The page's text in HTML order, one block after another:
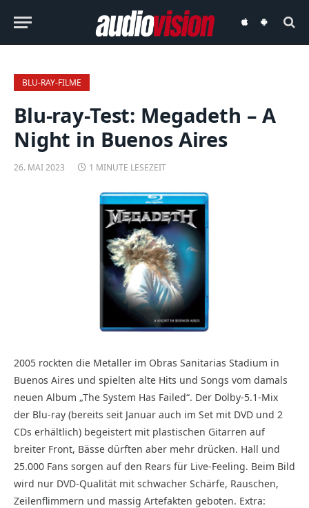
audiovisionaudiovision
BLU-RAY-FILME
Blu-ray-Test: Megadeth – A
Night in Buenos Aires
26. MAI 2023 1 MINUTE LESEZEIT
2005 rockten die Metaller im Obras Sanitarias Stadium in
Buenos Aires und spielten alte Hits und Songs vom damals
neuen Album „The System Has Failed“. Der Dolby-5.1-Mix
der Blu-ray (bereits seit Januar auch im Set mit DVD und 2
CDs erhältlich) begeistert mit plastischen Gitarren auf
breiter Front, Bässe dürften aber mehr drücken. Hall und
25.000 Fans sorgen auf den Rears für Live-Feeling. Beim Bild
wird nur DVD-Qualität mit schwacher Schärfe, Rauschen,
Zeilenflimmern und massig Artefakten geboten. Extra: